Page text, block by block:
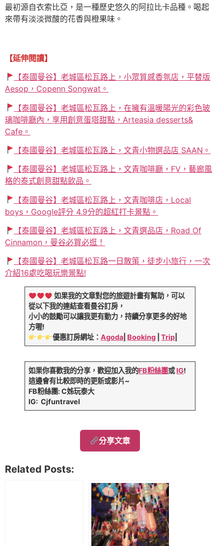
最初源自衣索比亞，是一種歷史悠久的阿拉比卡品種。喝起
來帶有淡淡微酸的花香與橙果味。
【延伸閱讀】
【泰國曼谷】老城區松瓦路上，小眾質感香氛店，平替版
Aesop，Copenn Songwat。
【泰國曼谷】老城區松瓦路上，在擁有溫暖陽光的彩色玻
璃咖啡廳內，享用創意蛋塔甜點，Arteasia desserts&
Cafe。
【泰國曼谷】老城區松瓦路上，文青小物選品店 SAAN。
【泰國曼谷】老城區松瓦路上，文青咖啡廳，FV，藝廊風
格的泰式創意甜點飲品。
【泰國曼谷】老城區松瓦路上，文青咖啡店，Local
boys，Google評分 4.9分的超紅打卡景點。
【泰國曼谷】老城區松瓦路上，文青選品店，Road Of
Cinnamon，曼谷必買必逛！
【泰國曼谷】老城區松瓦路一日散策，徒步小旅行，一次
介紹16處吃喝玩樂景點!
如果我的文章對您的旅遊計畫有幫助，可以
從以下我的連結查看曼谷訂房，
小小的鼓勵可以讓我更有動力，持續分享更多的好地
方喔!
優惠訂房網址：Agoda Booking |Trip
如果你喜歡我的分享，歡迎加入我的FB粉絲團或IG!
這邊會有比較即時的更新或影片~
FB粉絲團: C姊玩泰大
IG: Cjfuntravel
分享文章
Related Posts: